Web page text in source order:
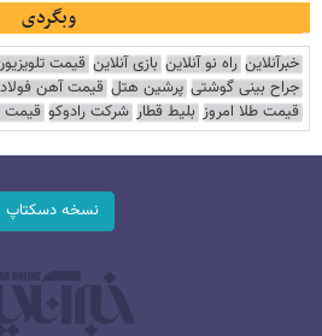
وبگردی
خبرآنلاین راه نو آنلاین بازی آنلاین قیمت
جراح بینی گوشتی پرشین هتل قیمت آهن فولاد
قیمت طلا امروز بلیط قطار شرکت رادوکو قیمت
نسخه دسکتاپ